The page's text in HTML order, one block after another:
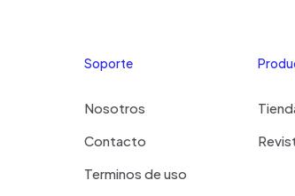
Soporte
Nosotros
Contacto
Terminos de uso